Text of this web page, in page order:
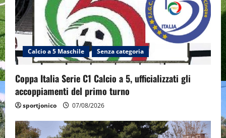
Calcio a 5 Maschile Senza categoria
Coppa Italia Serie C1 Calcio a 5, ufficializzati gli
accoppiamenti del primo turno
sportjonico 07/08/2026